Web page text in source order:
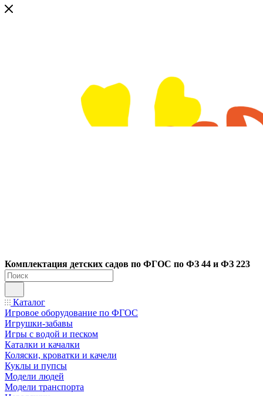
Комплектация детских садов по ФГОC по ФЗ 44 и ФЗ 223
Каталог
Игровое оборудование по ФГОС
Игрушки-забавы
Игры с водой и песком
Каталки и качалки
Коляски, кроватки и качели
Куклы и пупсы
Модели людей
Модели транспорта